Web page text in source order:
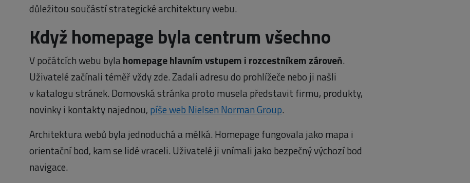
důležitou součástí strategické architektury webu.
Když homepage byla centrum všechno
V počátcích webu byla homepage hlavním vstupem i rozcestníkem zároveň.
Uživatelé začínali téměř vždy zde. Zadali adresu do prohlížeče nebo ji našli
v katalogu stránek. Domovská stránka proto musela představit firmu, produkty,
novinky i kontakty najednou, píše web Nielsen Norman Group.
Architektura webů byla jednoduchá a mělká. Homepage fungovala jako mapa i
orientační bod, kam se lidé vraceli. Uživatelé ji vnímali jako bezpečný výchozí bod
navigace.